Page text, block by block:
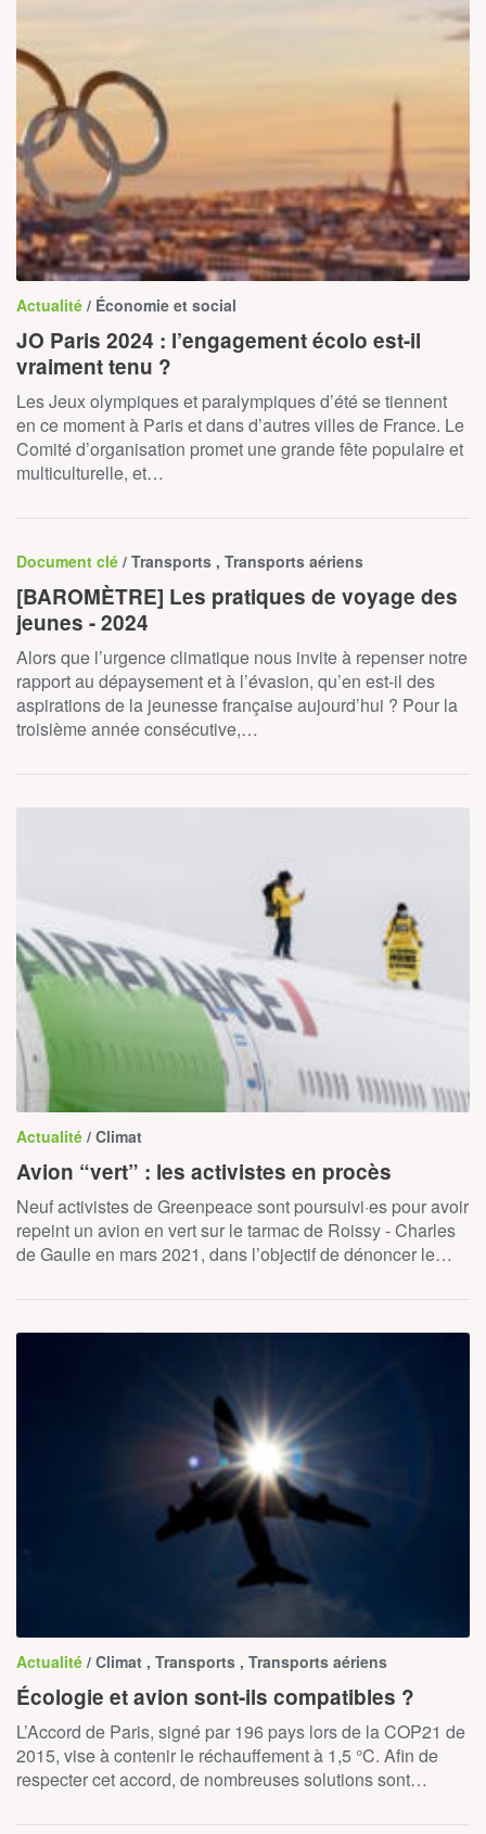
Actualité / Économie et social
JO Paris 2024 : l’engagement écolo est-il
vraiment tenu ?
Les Jeux olympiques et paralympiques d’été se tiennent
en ce moment à Paris et dans d’autres villes de France. Le
Comité d’organisation promet une grande fête populaire et
multiculturelle, et…
Document clé / Transports , Transports aériens
[BAROMÈTRE] Les pratiques de voyage des
jeunes - 2024
Alors que l’urgence climatique nous invite à repenser notre
rapport au dépaysement et à l’évasion, qu’en est-il des
aspirations de la jeunesse française aujourd’hui ? Pour la
troisième année consécutive,…
Actualité / Climat
Avion “vert” : les activistes en procès
Neuf activistes de Greenpeace sont poursuivi·es pour avoir
repeint un avion en vert sur le tarmac de Roissy - Charles
de Gaulle en mars 2021, dans l’objectif de dénoncer le…
Actualité / Climat , Transports , Transports aériens
Écologie et avion sont-ils compatibles ?
L’Accord de Paris, signé par 196 pays lors de la COP21 de
2015, vise à contenir le réchauffement à 1,5 °C. Afin de
respecter cet accord, de nombreuses solutions sont…